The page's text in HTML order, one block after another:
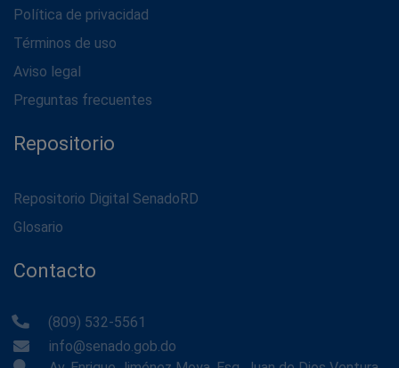
Política de privacidad
Términos de uso
Aviso legal
Preguntas frecuentes
Repositorio
Repositorio Digital SenadoRD
Glosario
Contacto
(809) 532-5561
info@senado.gob.do